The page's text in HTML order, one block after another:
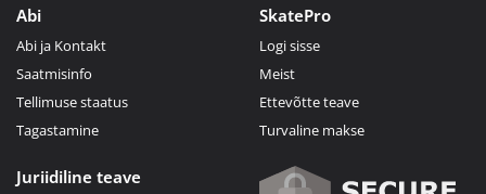
Abi
Abi ja Kontakt
Saatmisinfo
Tellimuse staatus
Tagastamine
SkatePro
Logi sisse
Meist
Ettevõtte teave
Turvaline makse
Juriidiline teave